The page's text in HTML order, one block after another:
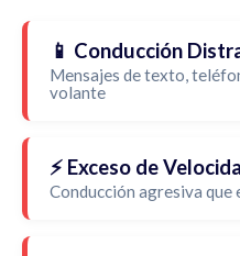
📱 Conducción
Mensajes de texto,
volante
⚡ Exceso de
Conducción agresiva